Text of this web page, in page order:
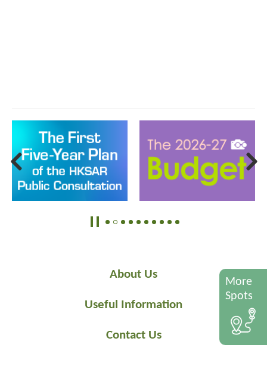
About Us
Useful Information
Contact Us
More
Spots